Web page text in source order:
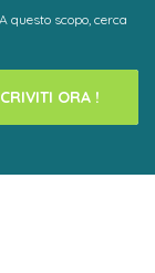
questo scopo, cerca
ORA !